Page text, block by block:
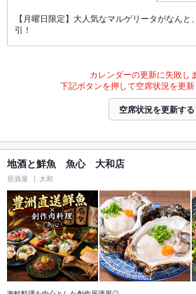
【月曜日限定】大人気なマルゲリータがなん
引！
カレンダーの更新に失敗し
下記ボタンを押して空席状況を更新
空席状況を更新する
地酒と鮮魚 魚心 大和店
居酒屋 大和